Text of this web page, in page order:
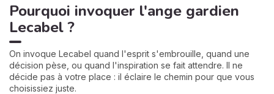
Pourquoi invoquer l'ange gardien
Lecabel ?
On invoque Lecabel quand l'esprit s'embrouille, quand une
décision pèse, ou quand l'inspiration se fait attendre. Il ne
décide pas à votre place : il éclaire le chemin pour que vous
choisissiez juste.